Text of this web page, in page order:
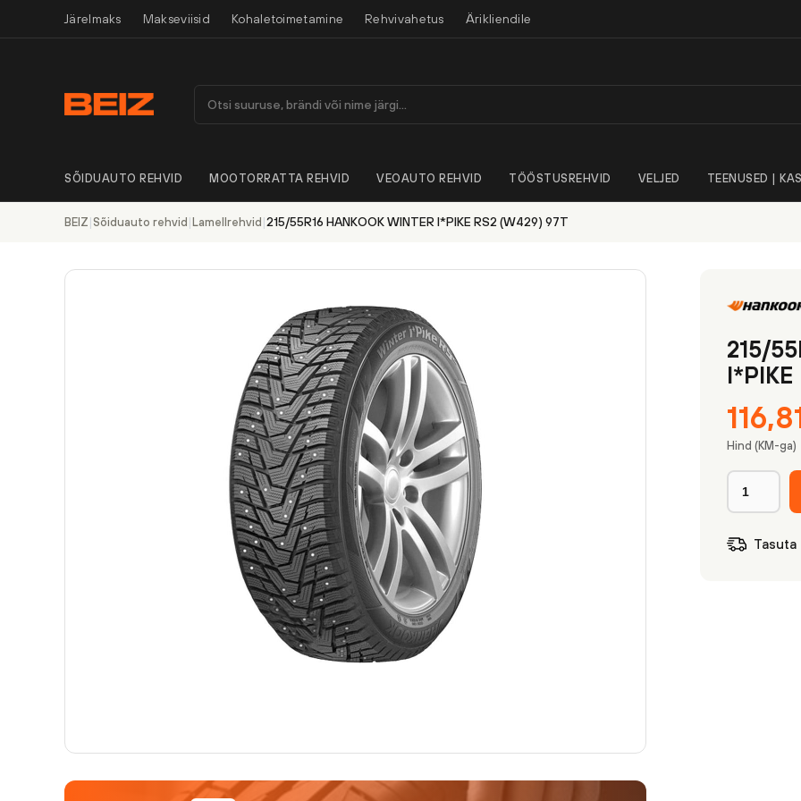
Järelmaks Makseviisid Kohaletoimetamine Rehvivahetus Ärikliendile
SÕIDUAUTO REHVID MOOTORRATTA REHVID VEOAUTO REHVID TÖÖSTUSREHVID VELJED TEENUSED |
BEIZ | Sõiduauto rehvid | Lamellrehvid |215/55R16 HANKOOK WINTER I*PIKE RS2 (W429) 97T
215/
Hind (KM-ga)
Tasuta